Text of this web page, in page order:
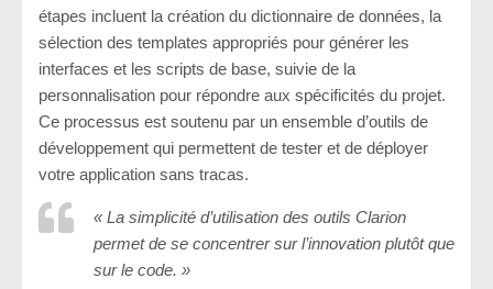
étapes incluent la création du dictionnaire de données, la
sélection des templates appropriés pour générer les
interfaces et les scripts de base, suivie de la
personnalisation pour répondre aux spécificités du projet.
Ce processus est soutenu par un ensemble d’outils de
développement qui permettent de tester et de déployer
votre application sans tracas.
« La simplicité d’utilisation des outils Clarion
permet de se concentrer sur l’innovation plutôt que
sur le code. »